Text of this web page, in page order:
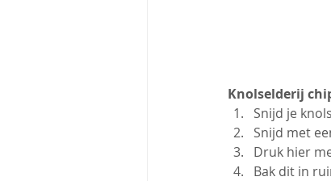
Knolselderij
Snijd je
Snijd met
Druk hier
Bak dit in